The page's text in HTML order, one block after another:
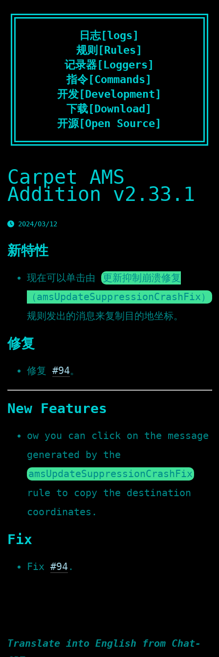
日志[logs]
规则[Rules]
记录器[Loggers]
指令[Commands]
开发[Development]
下载[Download]
开源[Open Source]
Carpet AMS
Addition v2.33.1
2024/03/12
新特性
现在可以单击由
更新抑制崩溃修复
（amsUpdateSuppressionCrashFix）
规则发出的消息来复制目的地坐标。
修复
修复 #94。
New Features
ow you can click on the message
generated by the
amsUpdateSuppressionCrashFix
rule to copy the destination
coordinates.
Fix
Fix #94 .
Translate into English from Chat-